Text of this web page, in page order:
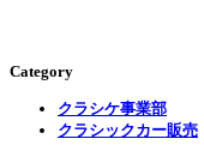
Category
クラシケ事業部
クラシックカー販売